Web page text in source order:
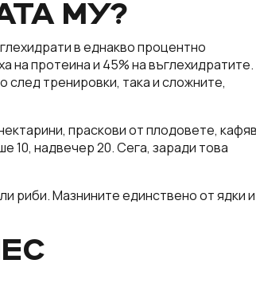
МУ?
в еднакво процентно
на протеина и 45% на
след тренировки, така и сложните,
праскови от плодовете,
10, надвечер 20. Сега, заради това
риби. Мазнините единствено от ядки и